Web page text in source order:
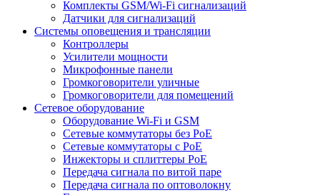
Комплекты GSM/Wi-Fi сигнализаций
Датчики для сигнализаций
Системы оповещения и трансляции
Контроллеры
Усилители мощности
Микрофонные панели
Громкоговорители уличные
Громкоговорители для помещений
Сетевое оборудование
Оборудование Wi-Fi и GSM
Сетевые коммутаторы без PoE
Сетевые коммутаторы с PoE
Инжекторы и сплиттеры PoE
Передача сигнала по витой паре
Передача сигнала по оптоволокну